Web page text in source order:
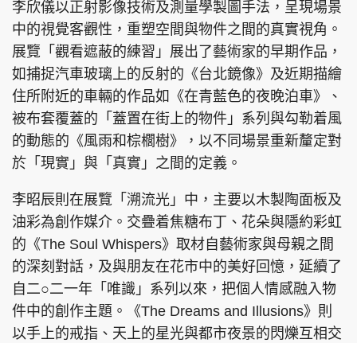
親子王 Oh!爸媽 JobMarket
頭條搵工 EDUPLUS
聯絡我們 版權及免責聲明
Copyright © 東周網 版權所有 . 不得轉載
©Eastweek.com.hk. All rights reserved.
李欣儀以正射影像技術及測量學製圖⼿法，呈現場景
中的視覺客觀性，重塑空間與物件之間的真實視角。
展覽「觀看遮蔽的練習」展出了藝術家的早期作品，
如捕捉汽⾞玻璃上的反射的《台北鏡像》及近期描繪
住所附近的⾞輛的作品如《在青藍⾊的夜晚泊⾞》、
被布套覆蓋的「蓋置在街上的物件」系列與勾勒着風
的動態的《風雨和棕櫚樹》，以不同場景重新釐定對
於「現實」與「真實」之間的定義。
李昭⾠則在展覽「溯流光」中，主要以木製陶面板及
油彩為創作媒介。交疊着焦糖布丁、花朵與隱約彩虹
的《The Soul Whispers》取材自藝術家與母親之間
的深刻對話，及與朋友在花市中的美好回憶，延續了
自二○二一年「唯識」系列以來，把個人情感融入物
件中的創作主題。《The Dreams and Illusions》則
以手上的戒指、天上的星光與都市夜景的閃爍互相交